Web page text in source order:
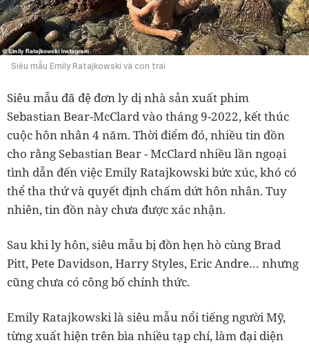
Siêu mẫu Emily Ratajkowski và con trai
Siêu mẫu đã đệ đơn ly dị nhà sản xuất phim
Sebastian Bear-McClard vào tháng 9-2022, kết thúc
cuộc hôn nhân 4 năm. Thời điểm đó, nhiều tin đồn
cho rằng Sebastian Bear - McClard nhiều lần ngoại
tình dẫn đến việc Emily Ratajkowski bức xúc, khó có
thể tha thứ và quyết định chấm dứt hôn nhân. Tuy
nhiên, tin đồn này chưa được xác nhận.
Sau khi ly hôn, siêu mẫu bị đồn hẹn hò cùng Brad
Pitt, Pete Davidson, Harry Styles, Eric Andre… nhưng
cũng chưa có công bố chính thức.
Emily Ratajkowski là siêu mẫu nổi tiếng người Mỹ,
từng xuất hiện trên bìa nhiều tạp chí, làm đại diện